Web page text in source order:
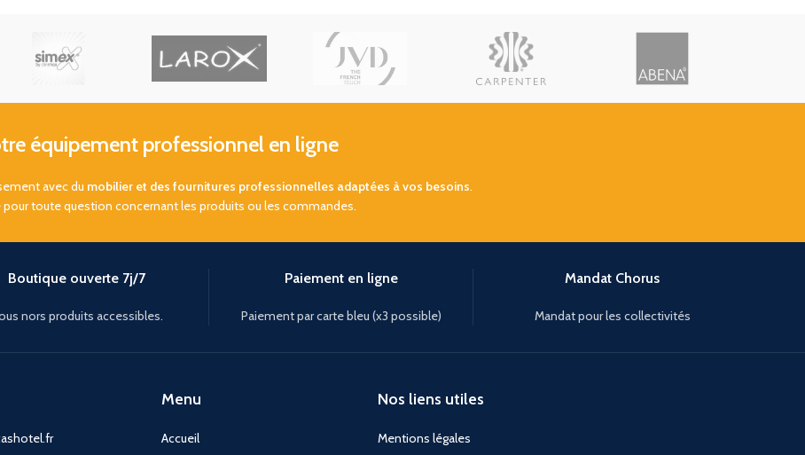
équipement professionnel en ligne
avec du mobilier et des fournitures professionnelles adaptées à vos besoins.
toute question concernant les produits ou les commandes.
Boutique ouverte 7j/7
nors produits accessibles.
Paiement en ligne
Paiement par carte bleu (x3 possible)
Mandat Chorus
Mandat pour les collectivités
Menu
Accueil
Nos liens utiles
Mentions légales